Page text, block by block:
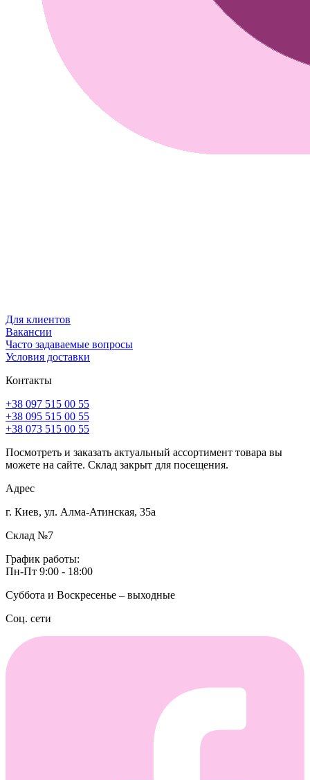
Для клиентов
Вакансии
Часто задаваемые вопросы
Условия доставки
Контакты
+38 097 515 00 55
+38 095 515 00 55
+38 073 515 00 55
Посмотреть и заказать актуальный ассортимент товара вы
можете на сайте. Склад закрыт для посещения.
Адрес
г. Киев, ул. Алма-Атинская, 35а
Склад №7
График работы:
Пн-Пт 9:00 - 18:00
Суббота и Воскресенье – выходные
Соц. сети